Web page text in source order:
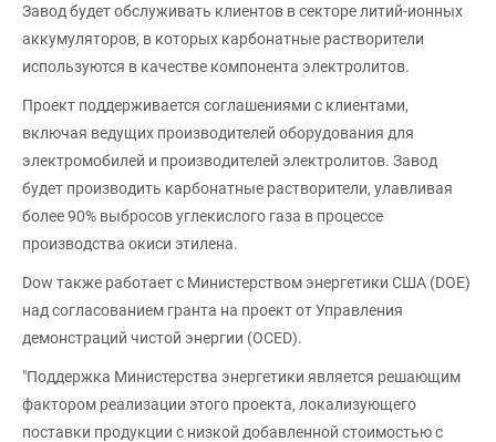
Завод будет обслуживать клиентов в секторе литий-ионных
аккумуляторов, в которых карбонатные растворители
используются в качестве компонента электролитов.
Проект поддерживается соглашениями с клиентами,
включая ведущих производителей оборудования для
электромобилей и производителей электролитов. Завод
будет производить карбонатные растворители, улавливая
более 90% выбросов углекислого газа в процессе
производства окиси этилена.
Dow также работает с Министерством энергетики США (DOE)
над согласованием гранта на проект от Управления
демонстраций чистой энергии (OCED).
"Поддержка Министерства энергетики является решающим
фактором реализации этого проекта, локализующего
поставки продукции с низкой добавленной стоимостью с